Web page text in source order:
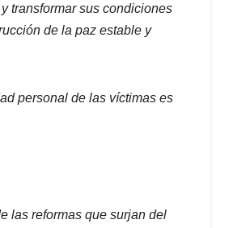
transformar sus condiciones
de la paz estable y
personal de las víctimas es
las reformas que surjan del